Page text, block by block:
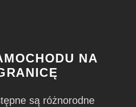
NA
są różnorodne